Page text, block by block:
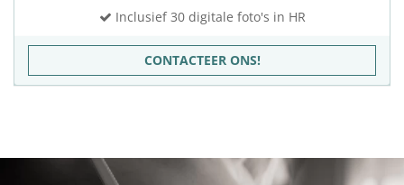
Inclusief 30 digitale foto's in HR
CONTACTEER ONS!